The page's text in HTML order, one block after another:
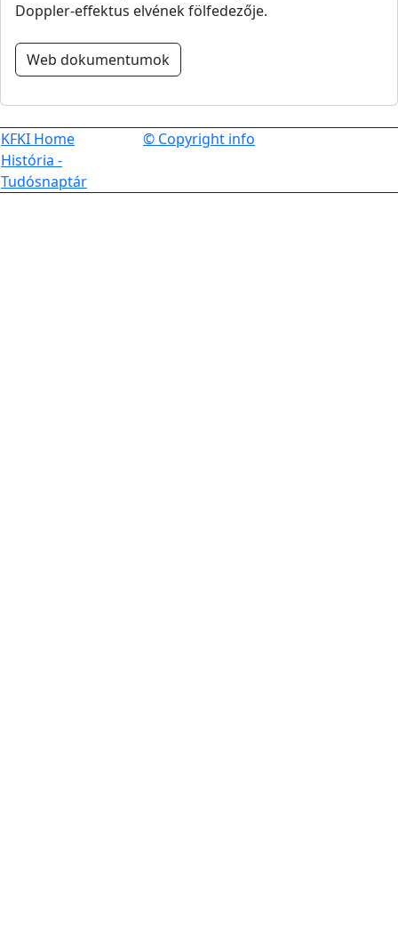
Doppler-effektus elvének fölfedezője.
Web dokumentumok
KFKI Home
História -
Tudósnaptár
© Copyright info